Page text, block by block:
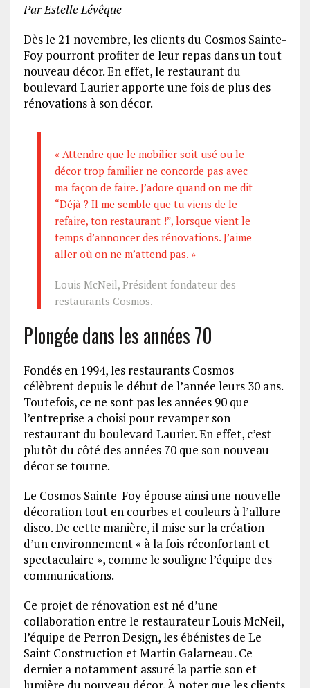
Par Estelle Lévêque
Dès le 21 novembre, les clients du Cosmos Sainte-
Foy pourront profiter de leur repas dans un tout
nouveau décor. En effet, le restaurant du
boulevard Laurier apporte une fois de plus des
rénovations à son décor.
« Attendre que le mobilier soit usé ou le
décor trop familier ne concorde pas avec
ma façon de faire. J’adore quand on me dit
“Déjà ? Il me semble que tu viens de le
refaire, ton restaurant !”, lorsque vient le
temps d’annoncer des rénovations. J’aime
aller où on ne m’attend pas. »
Louis McNeil, Président fondateur des
restaurants Cosmos.
Plongée dans les années 70
Fondés en 1994, les restaurants Cosmos
célèbrent depuis le début de l’année leurs 30 ans.
Toutefois, ce ne sont pas les années 90 que
l’entreprise a choisi pour revamper son
restaurant du boulevard Laurier. En effet, c’est
plutôt du côté des années 70 que son nouveau
décor se tourne.
Le Cosmos Sainte-Foy épouse ainsi une nouvelle
décoration tout en courbes et couleurs à l’allure
disco. De cette manière, il mise sur la création
d’un environnement « à la fois réconfortant et
spectaculaire », comme le souligne l’équipe des
communications.
Ce projet de rénovation est né d’une
collaboration entre le restaurateur Louis McNeil,
l’équipe de Perron Design, les ébénistes de Le
Saint Construction et Martin Galarneau. Ce
dernier a notamment assuré la partie son et
lumière du nouveau décor. À noter que les clients